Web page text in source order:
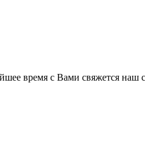
время с Вами свяжется наш